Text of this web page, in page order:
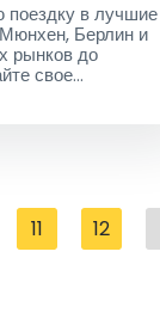
в лучшие
Мюнхен, Берлин и
рынков до
свое
11 12